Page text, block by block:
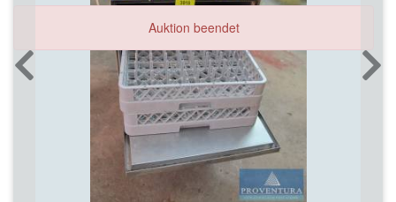
Auktion beendet